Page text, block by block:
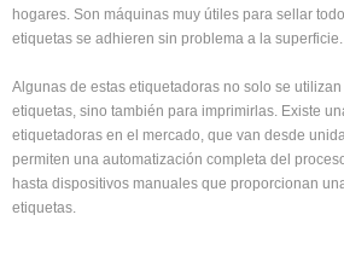
hogares. Son máquinas muy útiles para sellar
etiquetas se adhieren sin problema a la superficie.
Algunas de estas etiquetadoras no solo se
etiquetas, sino también para imprimirlas. Existe
etiquetadoras en el mercado, que van desde
permiten una automatización completa del
hasta dispositivos manuales que proporcionan
etiquetas.